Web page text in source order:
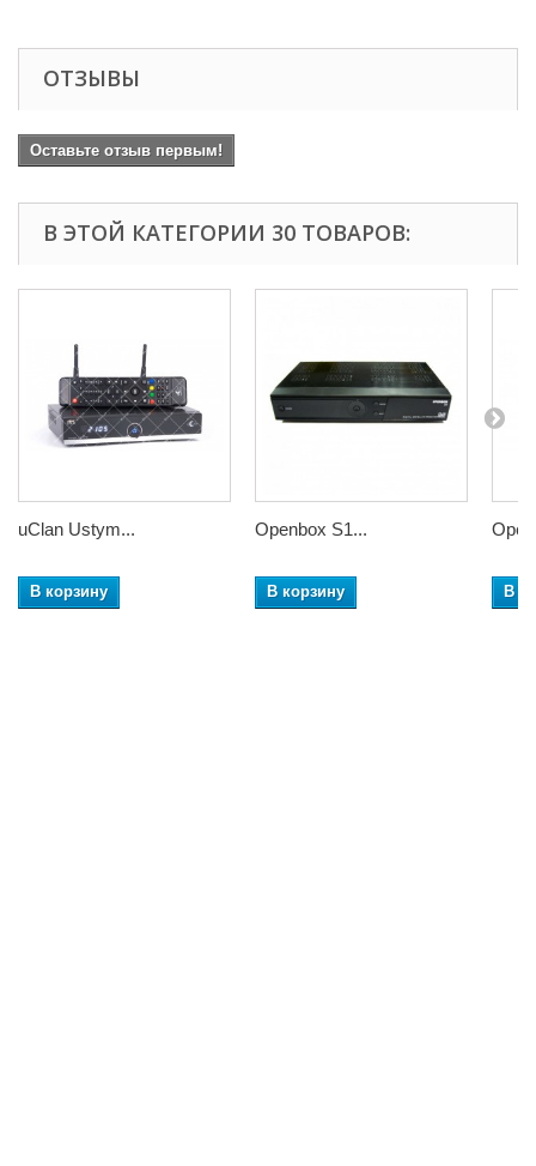
ОТЗЫВЫ
Оставьте отзыв первым!
В ЭТОЙ КАТЕГОРИИ 30 ТОВАРОВ:
uClan Ustym...
В корзину
Openbox S1...
В корзину В